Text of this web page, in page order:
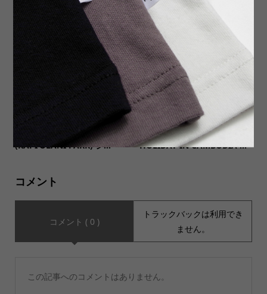
イヴザグッドマン】Graphic
Art Tee “GOD SAVE THE G...
アメリカ製デッドストック】
USA製 DOME HAT herring...
ェージ・パブリック】S/S Tee
(KAPI’OLANI PARK) シ...
【MUSIC Tee(ミュージック
ティー)】DEAD KENNEDYS
HOLIDAY IN CAMBODIA ...
コメント
コメント ( 0 )
トラックバックは利用でき
ません。
この記事へのコメントはありません。